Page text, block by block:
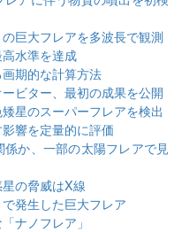
巨大フレアを多波長で観測
水準を達成
期的な計算方法
ビター、最初の成果を公開
星のスーパーフレアを検出
響を定量的に評価
か、一部の太陽フレアで見
の脅威はX線
発生した巨大フレア
ナノフレア」